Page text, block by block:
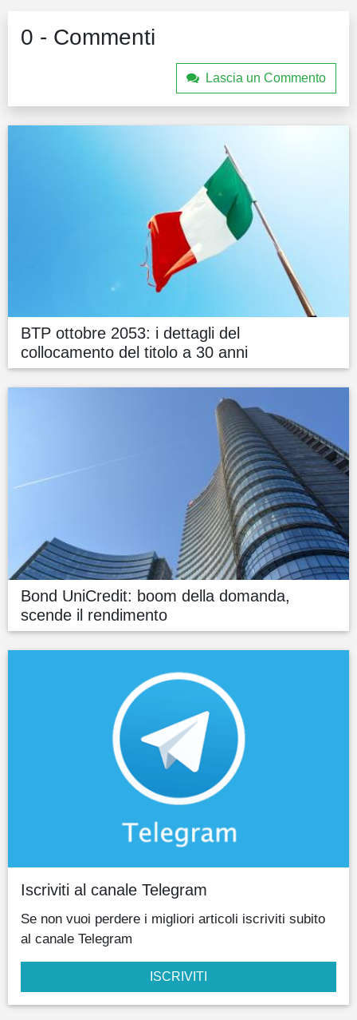
0 - Commenti
Lascia un Commento
BTP ottobre 2053: i dettagli del
collocamento del titolo a 30 anni
Bond UniCredit: boom della domanda,
scende il rendimento
Iscriviti al canale Telegram
Se non vuoi perdere i migliori articoli iscriviti subito
al canale Telegram
ISCRIVITI